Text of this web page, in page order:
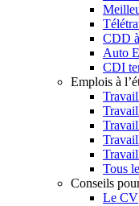
CDD
Auto
CDI
Emplois à
Tous
Conseils
Le CV